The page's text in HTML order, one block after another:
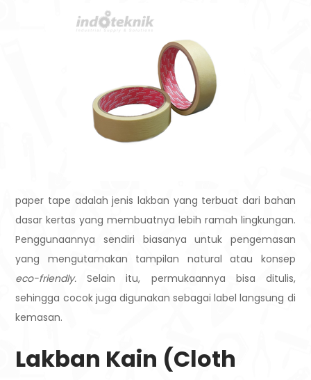
paper tape adalah jenis lakban yang terbuat dari bahan
dasar kertas yang membuatnya lebih ramah lingkungan.
Penggunaannya sendiri biasanya untuk pengemasan
yang mengutamakan tampilan natural atau konsep
eco-friendly.Selain itu, permukaannya bisa ditulis,
sehingga cocok juga digunakan sebagai label langsung di
kemasan.
Lakban Kain (Cloth